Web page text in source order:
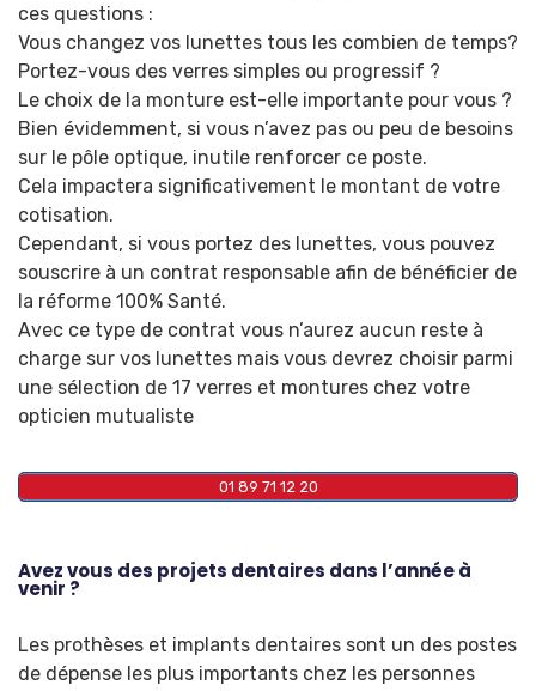
ces questions :
Vous changez vos lunettes tous les combien de temps?
Portez-vous des verres simples ou progressif ?
Le choix de la monture est-elle importante pour vous ?
Bien évidemment, si vous n’avez pas ou peu de besoins
sur le pôle optique, inutile renforcer ce poste.
Cela impactera significativement le montant de votre
cotisation.
Cependant, si vous portez des lunettes, vous pouvez
souscrire à un contrat responsable afin de bénéficier de
la réforme 100% Santé.
Avec ce type de contrat vous n’aurez aucun reste à
charge sur vos lunettes mais vous devrez choisir parmi
une sélection de 17 verres et montures chez votre
opticien mutualiste
01 89 71 12 20
Avez vous des projets dentaires dans l’année à
venir ?
Les prothèses et implants dentaires sont un des postes
de dépense les plus importants chez les personnes